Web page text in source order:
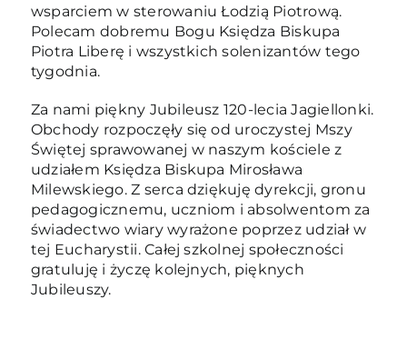
wsparciem w sterowaniu Łodzią Piotrową.
Polecam dobremu Bogu Księdza Biskupa
Piotra Liberę i wszystkich solenizantów tego
tygodnia.
Za nami piękny Jubileusz 120-lecia Jagiellonki.
Obchody rozpoczęły się od uroczystej Mszy
Świętej sprawowanej w naszym kościele z
udziałem Księdza Biskupa Mirosława
Milewskiego. Z serca dziękuję dyrekcji, gronu
pedagogicznemu, uczniom i absolwentom za
świadectwo wiary wyrażone poprzez udział w
tej Eucharystii. Całej szkolnej społeczności
gratuluję i życzę kolejnych, pięknych
Jubileuszy.